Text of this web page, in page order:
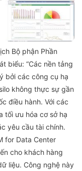
Bộ phận Phần
biểu: “Các nền tảng
bởi các công cụ hạ
không thực sự gần
điều hành. Với các
tối ưu hóa cơ sở hạ
yêu cầu tài chính.
for Data Center
cho khách hàng
liệu. Công nghệ này